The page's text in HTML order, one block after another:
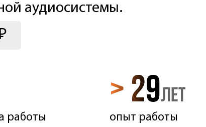
аудиосистемы.
работы опыт работы
> 29лет